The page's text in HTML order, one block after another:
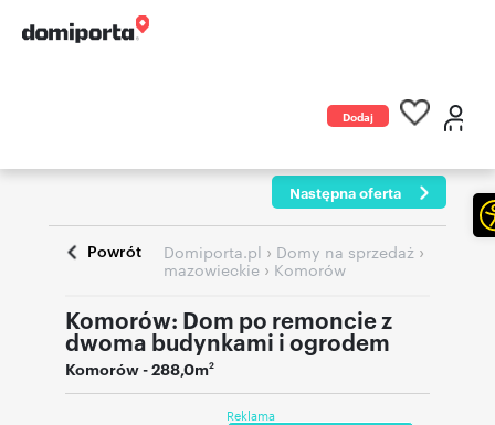
Dodaj
Następna oferta
Powrót Domiporta.pl › Domy na sprzedaż ›
mazowieckie › Komorów
Komorów: Dom po remoncie z
dwoma budynkami i ogrodem
Komorów- 288,0m2
Reklama